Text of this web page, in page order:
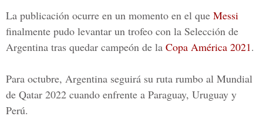
La publicación ocurre en un momento en el que Messi
finalmente pudo levantar un trofeo con la Selección de
Argentina tras quedar campeón de la Copa América 2021.
Para octubre, Argentina seguirá su ruta rumbo al Mundial
de Qatar 2022 cuando enfrente a Paraguay, Uruguay y
Perú.